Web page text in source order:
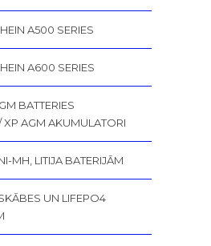
A500 SERIES
A600 SERIES
BATTERIES
XP AGM AKUMULATORI
MH, LITIJA BATERIJĀM
UN LIFEPO4